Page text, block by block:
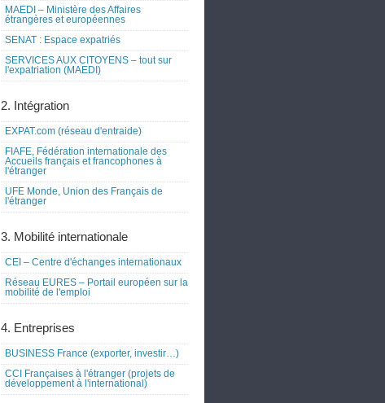
MAEDI – Ministère des Affaires
étrangères et européennes
SENAT : Espace expatriés
SERVICES AUX CITOYENS – tout sur
l'expatriation (MAEDI)
2. Intégration
EXPAT.com (réseau d'entraide)
FIAFE, Fédération internationale des
Accueils français et francophones à
l'étranger
UFE Monde, Union des Français de
l'étranger
3. Mobilité internationale
CEI – Centre d'échanges internationaux
Réseau EURES – Portail européen sur la
mobilité de l'emploi
4. Entreprises
BUSINESS France (exporter, investir…)
CCI Françaises à l'étranger (projets de
développement à l'international)